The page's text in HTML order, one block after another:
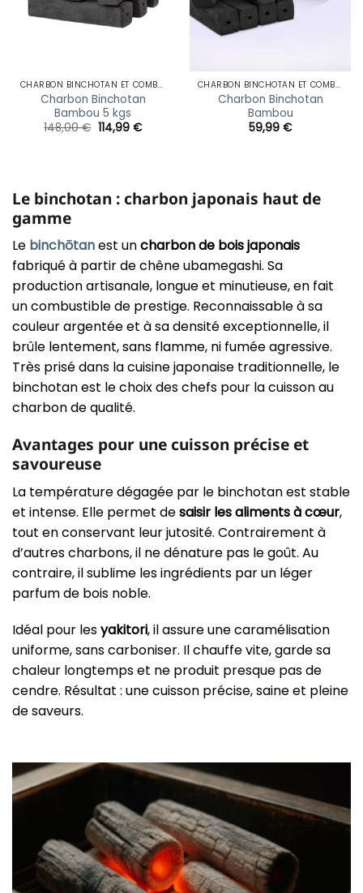
CHARBON BINCHOTAN ET COMBUSTIBLES JAPONAIS
Charbon Binchotan
Bambou 5 kgs
148,00€ Le
prix
114,99 €Le
CHARBON BINCHOTAN ET COMBUSTIBLES JAPONAIS
Charbon Binchotan
Bambou
59,99 €
Le binchotan : charbon japonais haut de
gamme
Le binchōtanest uncharbon de bois japonais
fabriqué à partir de chêne ubamegashi. Sa
production artisanale, longue et minutieuse, en fait
un combustible de prestige. Reconnaissable à sa
couleur argentée et à sa densité exceptionnelle, il
brûle lentement, sans flamme, ni fumée agressive.
Très prisé dans la cuisine japonaise traditionnelle, le
binchotan est le choix des chefs pour la cuisson au
charbon de qualité.
Avantages pour une cuisson précise et
savoureuse
La température dégagée par le binchotan est stable
et intense. Elle permet desaisir les aliments à cœur,
tout en conservant leur jutosité. Contrairement à
d’autres charbons, il ne dénature pas le goût. Au
contraire, il sublime les ingrédients par un léger
parfum de bois noble.
Idéal pour lesyakitori, il assure une caramélisation
uniforme, sans carboniser. Il chauffe vite, garde sa
chaleur longtemps et ne produit presque pas de
cendre. Résultat : une cuisson précise, saine et pleine
de saveurs.